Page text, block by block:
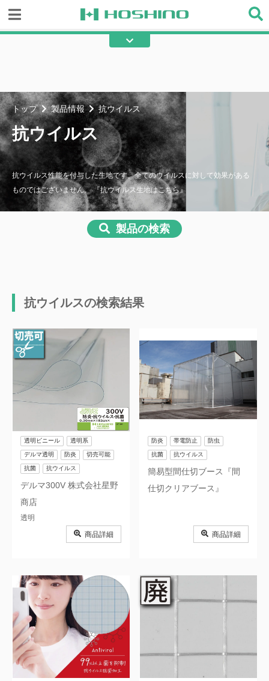
遮熱 断熱
保温 保冷
吸水防止 撥水
防滴 防音
吸音 高耐候
アーク光カット
新防虫
耐薬品性 無毒
耐油 RoHS2指令適合品
非防炎
抗菌 抗ウイルス
食品衛生法対応 B種膜材料
C種膜材料 PVDF防汚
フッ素防汚
農ビ・農PO・農業資材 廃番商品
抗ウイルス
抗ウイルス性能を付与した生地です。全てのウイルスに対して効果がある
ものではございません。 『抗ウイルス生地はこちら』
トップ 製品情報 抗ウイルス
製品の検索
抗ウイルスの検索結果
デルマ300V 株式会社星野
商店
透明ビニール 透明系
デルマ透明 防炎 切売可能
抗菌 抗ウイルス
透明
商品詳細
簡易型間仕切ブース『間
仕切クリアブース』
防炎 帯電防止 防虫
抗菌 抗ウイルス
商品詳細